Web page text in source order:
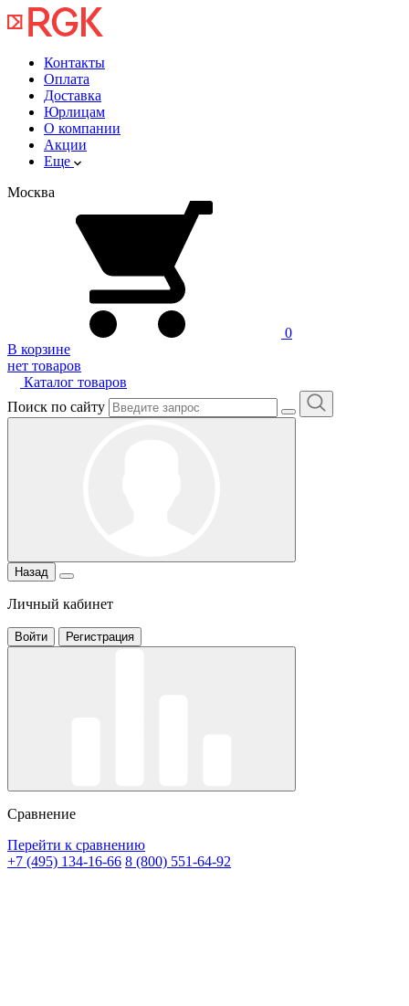
Контакты
Оплата
Доставка
Юрлицам
О компании
Акции
Еще
Москва
0
В корзине
нет товаров
Каталог товаров
Поиск по сайту
Назад
Личный кабинет
Войти Регистрация
Сравнение
Перейти к сравнению
+7 (495) 134-16-66 8 (800) 551-64-92